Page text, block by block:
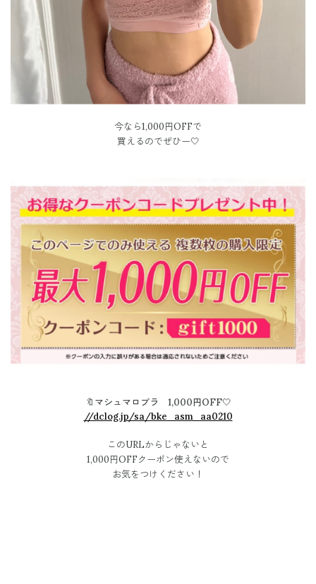
今なら1,000円OFFで
買えるのでぜひー🤍
🔖マシュマロブラ 1,000円OFF🤍
//dclog.jp/sa/bke_asm_aa0210
このURLからじゃないと
1,000円OFFクーポン使えないので
お気をつけください！